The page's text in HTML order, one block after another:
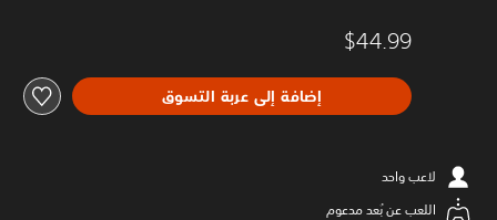
$44.99
إضافة إلى عربة التسوق
لاعب واحد
اللعب عن بُعد مدعوم